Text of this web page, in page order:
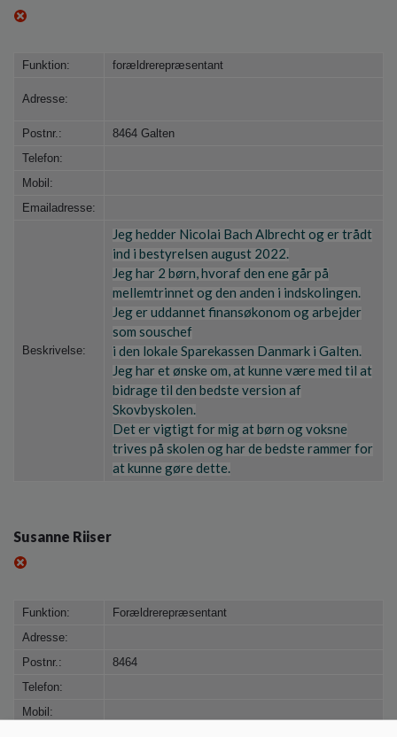
Funktion: forældrerepræsentant
Adresse:
Postnr.:
8464 Galten
Telefon:
Mobil:
Emailadresse:
Beskrivelse:
Jeg hedder Nicolai Bach Albrecht og er trådt
ind i bestyrelsen august 2022.
Jeg har 2 børn, hvoraf den ene går på
mellemtrinnet og den anden i indskolingen.
Jeg er uddannet finansøkonom og arbejder
som souschef
i den lokale Sparekassen Danmark i Galten.
Jeg har et ønske om, at kunne være med til at
bidrage til den bedste version af
Skovbyskolen.
Det er vigtigt for mig at børn og voksne
trives på skolen og har de bedste rammer for
at kunne gøre dette.
Susanne Riiser
Funktion:
Forældrerepræsentant
Adresse:
Postnr.:
8464
Telefon:
Mobil: